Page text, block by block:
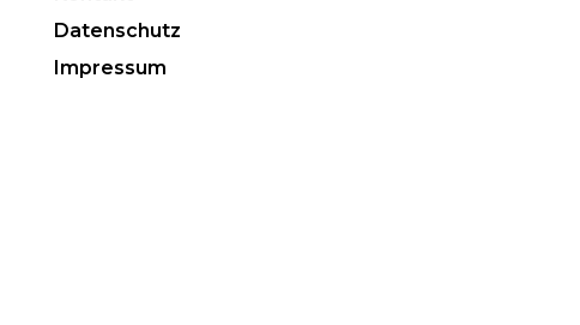
Datenschutz
Impressum